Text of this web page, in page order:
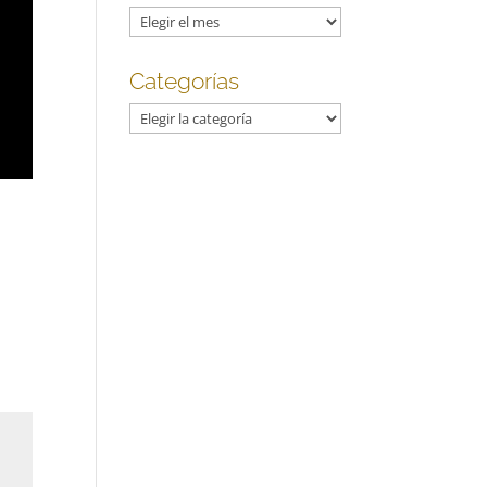
Archivos
Categorías
Categorías